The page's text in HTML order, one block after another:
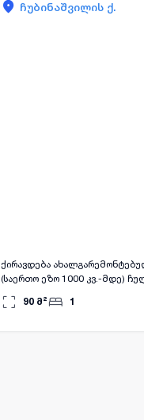
ჩუბინაშვილის ქ.
ქირავდება ახალგარემონტებული 3 ოთახიანი
(საერთო ეზო 1000 კვ.-მდე)
90 მ² 1